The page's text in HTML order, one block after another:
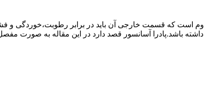
است که قسمت خارجی آن باید در برابر رطوبت،خوردگی و
باشد.پادرا آسانسور قصد دارد در این مقاله به صورت